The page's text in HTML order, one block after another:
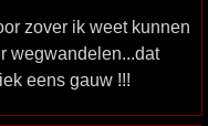
zover ik weet kunnen
wegwandelen...dat
eens gauw !!!